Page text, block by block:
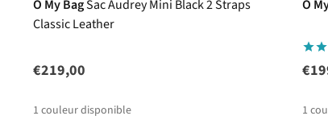
O My BagSac Audrey Mini Black 2 Straps
Classic Leather
€219,00
1 couleur disponible
O
1